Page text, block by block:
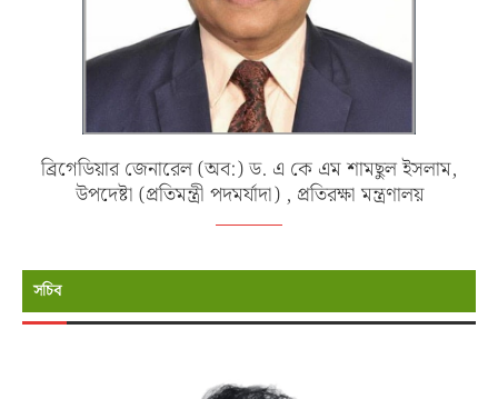
ব্রিগেডিয়ার জেনারেল (অব:) ড. এ কে এম শামছুল ইসলাম,
উপদেষ্টা (প্রতিমন্ত্রী পদমর্যাদা) , প্রতিরক্ষা মন্ত্রণালয়
সচিব